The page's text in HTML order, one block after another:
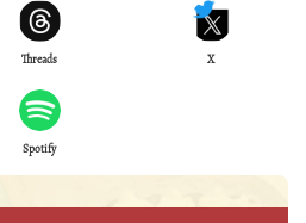
Threads X
Spotify